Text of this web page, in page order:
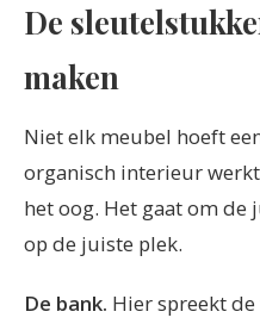
De
maken
Niet elk meubel hoeft
organisch interieur
het oog. Het gaat om
op de juiste plek.
De bank. Hier spreekt